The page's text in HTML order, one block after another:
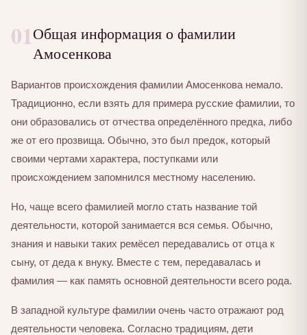
01Общая информация о фамилии
Амосенкова
Вариантов происхождения фамилии Амосенкова немало.
Традиционно, если взять для примера русские фамилии, то
они образовались от отчества определённого предка, либо
же от его прозвища. Обычно, это был предок, который
своими чертами характера, поступками или
происхождением запомнился местному населению.
Но, чаще всего фамилией могло стать название той
деятельности, которой занимается вся семья. Обычно,
знания и навыки таких ремёсел передавались от отца к
сыну, от деда к внуку. Вместе с тем, передавалась и
фамилия — как память основной деятельности всего рода.
В западной культуре фамилии очень часто отражают род
деятельности человека. Согласно традициям, дети